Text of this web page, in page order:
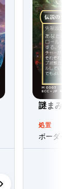
謎まみ
処置
ボーダ